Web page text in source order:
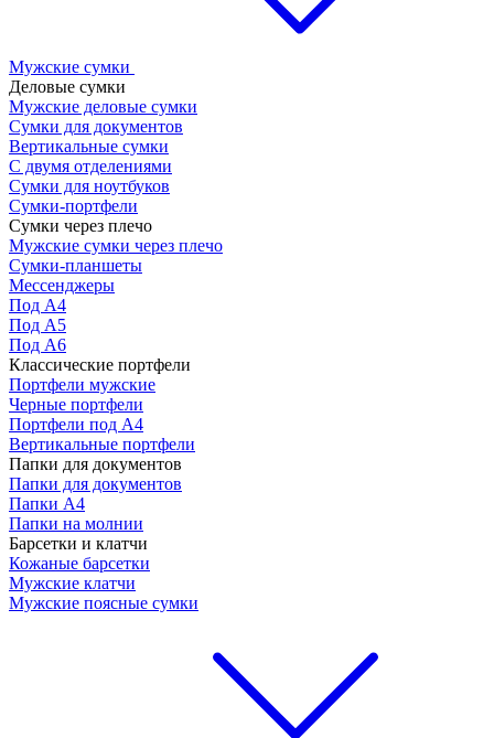
Мужские сумки
Деловые сумки
Мужские деловые сумки
Сумки для документов
Вертикальные сумки
С двумя отделениями
Сумки для ноутбуков
Сумки-портфели
Сумки через плечо
Мужские сумки через плечо
Сумки-планшеты
Мессенджеры
Под А4
Под А5
Под А6
Классические портфели
Портфели мужские
Черные портфели
Портфели под А4
Вертикальные портфели
Папки для документов
Папки для документов
Папки А4
Папки на молнии
Барсетки и клатчи
Кожаные барсетки
Мужские клатчи
Мужские поясные сумки